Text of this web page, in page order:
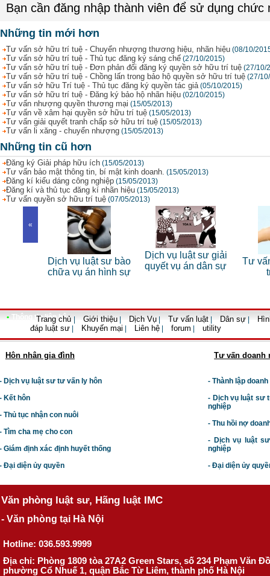
Bạn cần đăng nhập thành viên để sử dụng chức
Những tin mới hơn
Tư vấn sở hữu trí tuệ - Chuyển nhượng thương hiệu, nhãn hiệu (08/10/
Tư vấn sở hữu trí tuệ - Thủ tục đăng ký sáng chế (27/10/2015)
Tư vấn sở hữu trí tuệ - Đơn phản đối đăng ký quyền sở hữu trí tuệ (27/10/
Tư vấn sở hữu trí tuệ - Chồng lấn trong bảo hộ quyền sở hữu trí tuệ (27/
Tư vấn sở hữu Trí tuệ - Thủ tục đăng ký quyền tác giả (05/10/2015)
Tư vấn sở hữu trí tuệ - Đăng ký bảo hộ nhãn hiệu (02/10/2015)
Tư vấn nhượng quyền thương mại (15/05/2013)
Tư vấn về xâm hại quyền sở hữu trí tuệ (15/05/2013)
Tư vấn giải quyết tranh chấp sở hữu trí tuệ (15/05/2013)
Tư vấn li xăng - chuyển nhượng (15/05/2013)
Những tin cũ hơn
Đăng ký Giải pháp hữu ích (15/05/2013)
Tư vấn bảo mật thông tin, bí mật kinh doanh. (15/05/2013)
Đăng kí kiểu dáng công nghiệp (15/05/2013)
Đăng kí và thủ tục đăng kí nhãn hiệu (15/05/2013)
Tư vấn quyền sở hữu trí tuệ (07/05/2013)
«
Dịch vụ luật sư bào
chữa vụ án hình sự
Dịch vụ luật sư giải
quyết vụ án dân sự
Tư
• Thông tin liên hệ
Trang chủ Giới thiệu Dịch Vụ Tư vấn luật Dân sự
đáp luật sư
Khuyến mại Liên hệ forum utility
Hôn nhân gia đình
Dịch vụ luật sư tư vấn ly hôn
Kết hôn
Thủ tục nhận con nuôi
Tìm cha mẹ cho con
Giám định xác định huyết thống
Đại diện ủy quyền
Tư vấn doanh
- Thành lập
- Dịch vụ luật sư t
nghiệp
- Thu hồi nợ
- Dịch vụ luật
nghiệp
- Đại diện ủy
Văn phòng luật sư, Hãng luật IMC
- Văn phòng tại Hà Nội
Hotline: 036.593.9999
Địa chỉ: Phòng 1809 tòa 27A2 Green Stars, số 234 Phạm Văn
phường Cổ Nhuế 1, quận Bắc Từ Liêm, thành phố Hà Nội